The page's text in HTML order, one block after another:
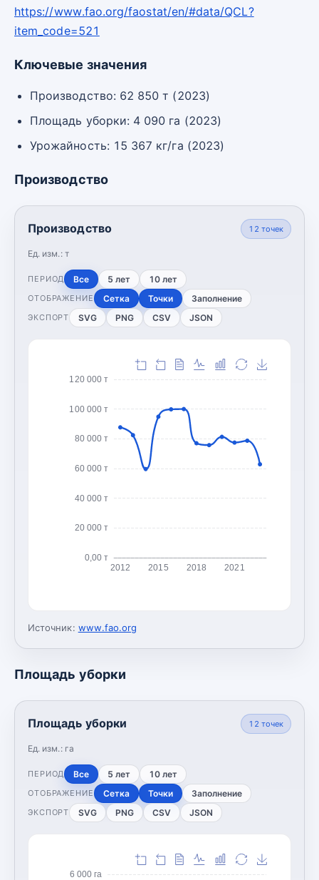
https://www.fao.org/faostat/en/#data/QCL?
item_code=521
Ключевые значения
Производство: 62 850 т (2023)
Площадь уборки: 4 090 га (2023)
Урожайность: 15 367 кг/га (2023)
Производство
Производство
Ед. изм.: т
12 точек
ПЕРИОД Все 5 лет 10 лет
ОТОБРАЖЕНИЕ Сетка Точки Заполнение
ЭКСПОРТ SVG PNG CSV JSON
0,00 т
20 000 т
40 000 т
60 000 т
80 000 т
100 000 т
120 000 т
2012 2015 2018 2021
Источник: www.fao.org
Площадь уборки
Площадь уборки
Ед. изм.: га
12 точек
ПЕРИОД Все 5 лет 10 лет
ОТОБРАЖЕНИЕ Сетка Точки Заполнение
ЭКСПОРТ SVG PNG CSV JSON
6 000 га